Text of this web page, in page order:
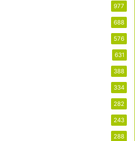
977
688
576
631
388
334
282
243
288